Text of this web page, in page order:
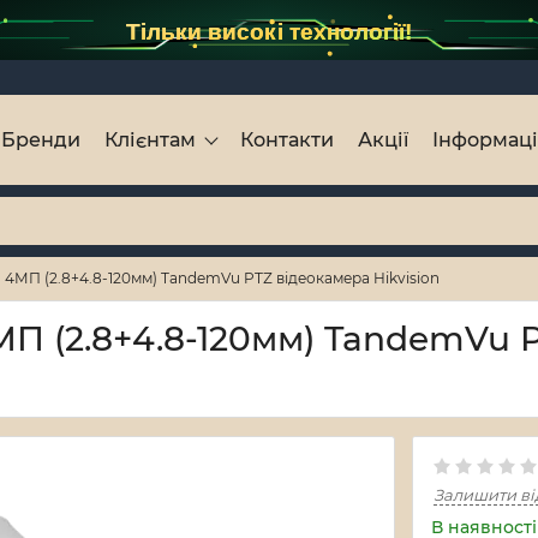
Тільки високі технології!
Бренди Клієнтам Контакти Акції
4МП (2.8+4.8-120мм) TandemVu PTZ відеокамера Hikvision
(2.8+4.8-120мм) TandemVu
Залишити
В наявності